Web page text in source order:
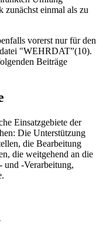
zunächst einmal als zu
vorerst nur für den
"WEHRDAT”(10).
Beiträge
Einsatzgebiete der
Die Unterstützung
die Bearbeitung
die weitgehend an die
und -Verarbeitung,